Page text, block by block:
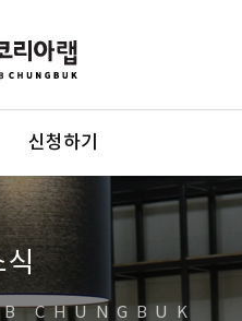
신청하기
CHUNGBUK